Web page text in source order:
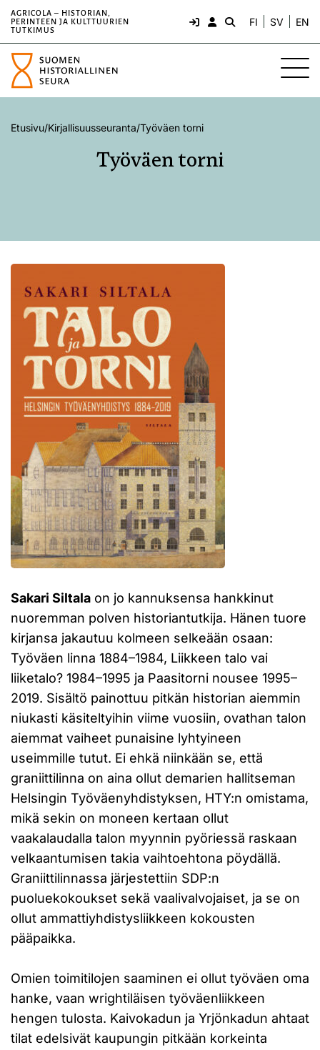
AGRICOLA – HISTORIAN,
PERINTEEN JA KULTTUURIEN
TUTKIMUS
FI SV EN
Etusivu/Kirjallisuusseuranta/Työväen torni
Työväen torni
Sakari Siltala on jo kannuksensa hankkinut
nuoremman polven historiantutkija. Hänen tuore
kirjansa jakautuu kolmeen selkeään osaan:
Työväen linna 1884–1984, Liikkeen talo vai
liiketalo? 1984–1995 ja Paasitorni nousee 1995–
2019. Sisältö painottuu pitkän historian aiemmin
niukasti käsiteltyihin viime vuosiin, ovathan talon
aiemmat vaiheet punaisine lyhtyineen
useimmille tutut. Ei ehkä niinkään se, että
graniittilinna on aina ollut demarien hallitseman
Helsingin Työväenyhdistyksen, HTY:n omistama,
mikä sekin on moneen kertaan ollut
vaakalaudalla talon myynnin pyöriessä raskaan
velkaantumisen takia vaihtoehtona pöydällä.
Graniittilinnassa järjestettiin SDP:n
puoluekokoukset sekä vaalivalvojaiset, ja se on
ollut ammattiyhdistysliikkeen kokousten
pääpaikka.
Omien toimitilojen saaminen ei ollut työväen oma
hanke, vaan wrightiläisen työväenliikkeen
hengen tulosta. Kaivokadun ja Yrjönkadun ahtaat
tilat edelsivät kaupungin pitkään korkeinta